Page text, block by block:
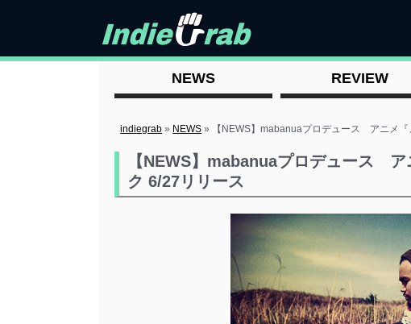
NEWS REVIEW
indiegrab » NEWS » 【NEWS】mabanuaプロデュース アニメ
【NEWS】mabanuaプロデュース
ク 6/27リリース